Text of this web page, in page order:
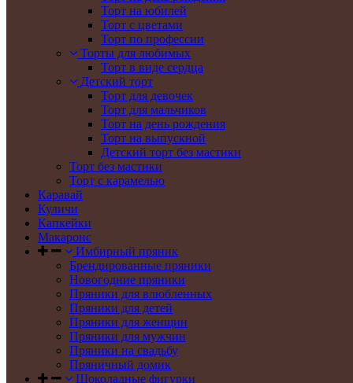
Торт на юбилей
Торт с цветами
Торт по профессии
Торты для любимых
Торт в виде сердца
Детский торт
Торт для девочек
Торт для мальчиков
Торт на день рождения
Торт на выпускной
Детский торт без мастики
Торт без мастики
Торт с карамелью
Каравай
Куличи
Капкейки
Макаронс
Имбирный пряник
Брендированные пряники
Новогодние пряники
Пряники для влюбленных
Пряники для детей
Пряники для женщин
Пряники для мужчин
Пряники на свадьбу
Пряничный домик
Шоколадные фигурки